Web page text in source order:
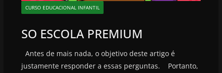
CURSO EDUCACIONAL INFANTIL
SO ESCOLA PREMIUM
Antes de mais nada, o objetivo deste artigo é
justamente responder a essas perguntas. Portanto,